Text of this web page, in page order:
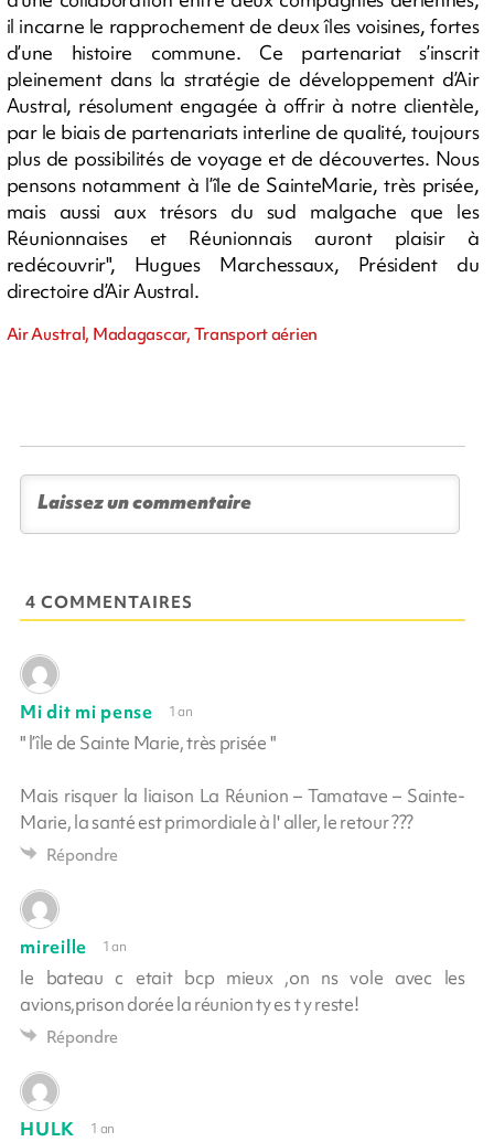
il incarne le rapprochement de deux îles voisines, fortes
d’une histoire commune. Ce partenariat s’inscrit
pleinement dans la stratégie de développement d’Air
Austral, résolument engagée à offrir à notre clientèle,
par le biais de partenariats interline de qualité, toujours
plus de possibilités de voyage et de découvertes. Nous
pensons notamment à l’île de SainteMarie, très prisée,
mais aussi aux trésors du sud malgache que les
Réunionnaises et Réunionnais auront plaisir à
redécouvrir", Hugues Marchessaux, Président du
directoire d’Air Austral.
Air Austral, Madagascar, Transport aérien
4 COMMENTAIRES
Mi dit mi pense 1 an
" l’île de Sainte Marie, très prisée "
Mais risquer la liaison La Réunion – Tamatave – Sainte-
Marie, la santé est primordiale à l' aller, le retour ???
Répondre
mireille 1 an
le bateau c etait bcp mieux ,on ns vole avec les
avions,prison dorée la réunion ty es t y reste!
Répondre
HULK 1 an